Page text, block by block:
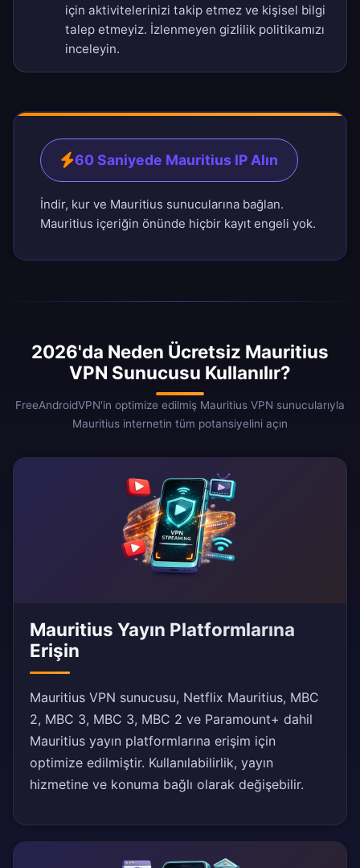
için aktivitelerinizi takip etmez ve kişisel bilgi
talep etmeyiz. İzlenmeyen gizlilik politikamızı
inceleyin.
60 Saniyede Mauritius IP Alın
İndir, kur ve Mauritius sunucularına bağlan.
Mauritius içeriğin önünde hiçbir kayıt engeli yok.
2026'da Neden Ücretsiz Mauritius
VPN Sunucusu Kullanılır?
FreeAndroidVPN'in optimize edilmiş Mauritius VPN sunucularıyla
Mauritius internetin tüm potansiyelini açın
Mauritius Yayın Platformlarına
Erişin
Mauritius VPN sunucusu, Netflix Mauritius, MBC
2, MBC 3, MBC 3, MBC 2 ve Paramount+ dahil
Mauritius yayın platformlarına erişim için
optimize edilmiştir. Kullanılabilirlik, yayın
hizmetine ve konuma bağlı olarak değişebilir.